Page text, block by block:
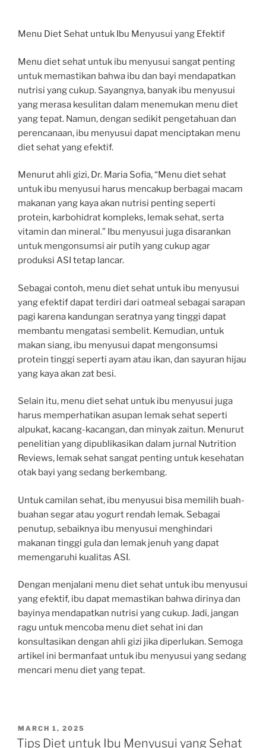
Menu Diet Sehat untuk Ibu Menyusui yang Efektif
Menu diet sehat untuk ibu menyusui sangat penting
untuk memastikan bahwa ibu dan bayi mendapatkan
nutrisi yang cukup. Sayangnya, banyak ibu menyusui
yang merasa kesulitan dalam menemukan menu diet
yang tepat. Namun, dengan sedikit pengetahuan dan
perencanaan, ibu menyusui dapat menciptakan menu
diet sehat yang efektif.
Menurut ahli gizi, Dr. Maria Sofia, “Menu diet sehat
untuk ibu menyusui harus mencakup berbagai macam
makanan yang kaya akan nutrisi penting seperti
protein, karbohidrat kompleks, lemak sehat, serta
vitamin dan mineral.” Ibu menyusui juga disarankan
untuk mengonsumsi air putih yang cukup agar
produksi ASI tetap lancar.
Sebagai contoh, menu diet sehat untuk ibu menyusui
yang efektif dapat terdiri dari oatmeal sebagai sarapan
pagi karena kandungan seratnya yang tinggi dapat
membantu mengatasi sembelit. Kemudian, untuk
makan siang, ibu menyusui dapat mengonsumsi
protein tinggi seperti ayam atau ikan, dan sayuran hijau
yang kaya akan zat besi.
Selain itu, menu diet sehat untuk ibu menyusui juga
harus memperhatikan asupan lemak sehat seperti
alpukat, kacang-kacangan, dan minyak zaitun. Menurut
penelitian yang dipublikasikan dalam jurnal Nutrition
Reviews, lemak sehat sangat penting untuk kesehatan
otak bayi yang sedang berkembang.
Untuk camilan sehat, ibu menyusui bisa memilih buah-
buahan segar atau yogurt rendah lemak. Sebagai
penutup, sebaiknya ibu menyusui menghindari
makanan tinggi gula dan lemak jenuh yang dapat
memengaruhi kualitas ASI.
Dengan menjalani menu diet sehat untuk ibu menyusui
yang efektif, ibu dapat memastikan bahwa dirinya dan
bayinya mendapatkan nutrisi yang cukup. Jadi, jangan
ragu untuk mencoba menu diet sehat ini dan
konsultasikan dengan ahli gizi jika diperlukan. Semoga
artikel ini bermanfaat untuk ibu menyusui yang sedang
mencari menu diet yang tepat.
POSTED
ON
MARCH 1, 2025
Tips Diet untuk Ibu Menyusui yang Sehat